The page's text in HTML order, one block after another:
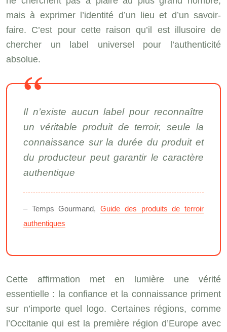
mais à exprimer l’identité d’un lieu et d’un savoir-
faire. C’est pour cette raison qu’il est illusoire de
chercher un label universel pour l’authenticité
absolue.
Il n’existe aucun label pour reconnaître
un véritable produit de terroir, seule la
connaissance sur la durée du produit et
du producteur peut garantir le caractère
authentique
– Temps Gourmand,Guide des produits de terroir
authentiques
Cette affirmation met en lumière une vérité
essentielle : la confiance et la connaissance priment
sur n’importe quel logo. Certaines régions, comme
l’Occitanie qui est la première région d’Europe avec